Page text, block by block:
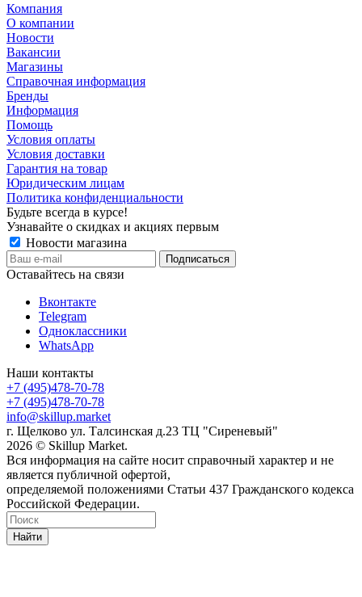
Компания
О компании
Новости
Вакансии
Магазины
Справочная информация
Бренды
Информация
Помощь
Условия оплаты
Условия доставки
Гарантия на товар
Юридическим лицам
Политика конфиденциальности
Будьте всегда в курсе!
Узнавайте о скидках и акциях первым
Новости магазина
Оставайтесь на связи
Вконтакте
Telegram
Одноклассники
WhatsApp
Наши контакты
+7 (495)478-70-78
+7 (495)478-70-78
info@skillup.market
г. Щелково ул. Талсинская д.23 ТЦ "Сиреневый"
2026 © Skillup Market.
Вся информация на сайте носит справочный характер и не
является публичной офертой,
определяемой положениями Статьи 437 Гражданского кодекса
Российской Федерации.
Найти